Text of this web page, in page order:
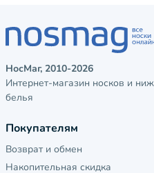
НосМаг, 2010-2026
Интернет-магазин носков и
белья
Покупателям
Возврат и обмен
Накопительная скидка